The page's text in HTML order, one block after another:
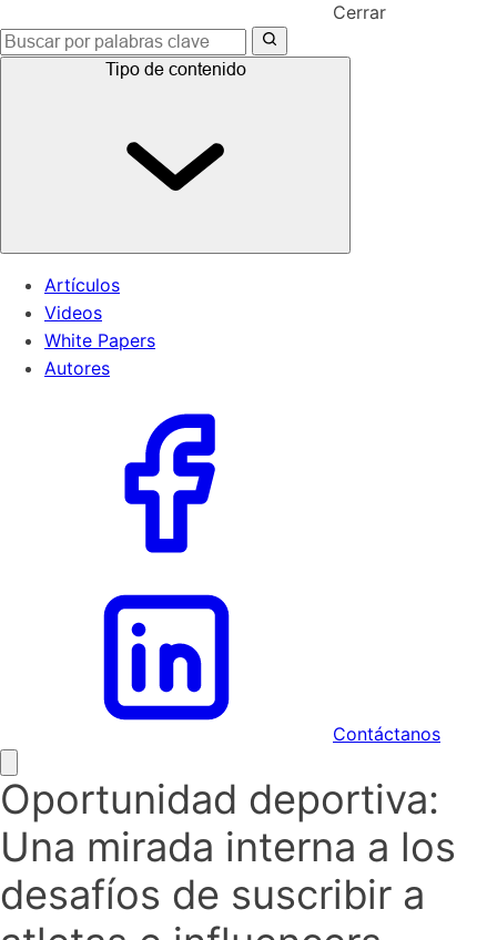
Cerrar
Buscar:
Tipo de contenido
Artículos
Videos
White Papers
Autores
Contáctanos
Oportunidad deportiva:
Una mirada interna a los
desafíos de suscribir a